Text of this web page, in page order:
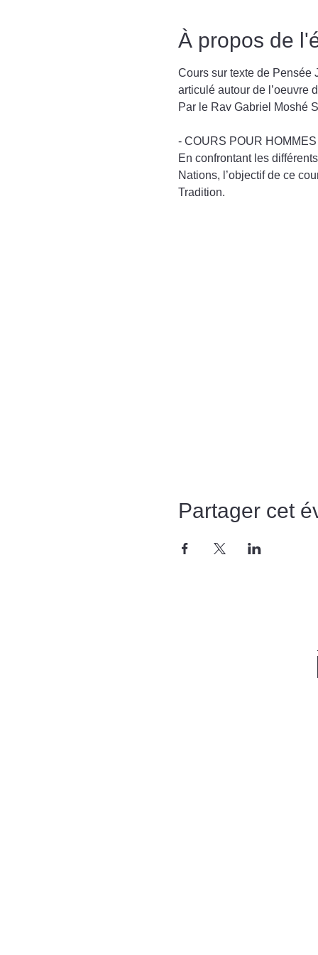
À propos de
Cours sur texte de Pensée
articulé autour de l’oeuvre
Par le Rav Gabriel Moshé
- COURS POUR HOMMES
En confrontant les
Nations, l’objectif de ce
Tradition.
Partager cet